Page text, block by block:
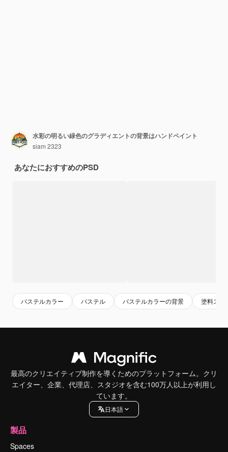
水彩の明るい緑色のグラディエントの背景はハンドペイント
siam 2323
あなたにおすすめのPSD
パステルカラー パステル パステルカラーの背景 塗料スプ
最高のクリエイティブ制作を導くためのプラットフォーム。クリ
エイター、企業、代理店、スタジオを含む100万人以上が利用し
ています。
日本語
製品
Spaces